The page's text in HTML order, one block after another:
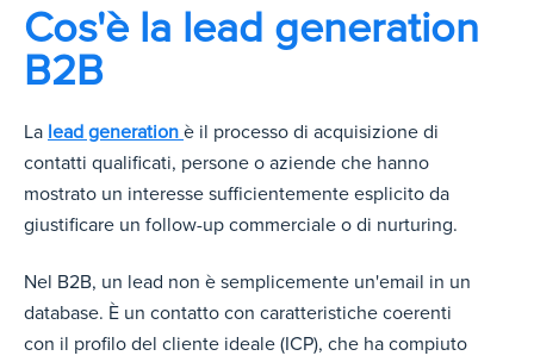
Cos'è la lead generation
B2B
La lead generation è il processo di acquisizione di
contatti qualificati, persone o aziende che hanno
mostrato un interesse sufficientemente esplicito da
giustificare un follow-up commerciale o di nurturing.
Nel B2B, un lead non è semplicemente un'email in un
database. È un contatto con caratteristiche coerenti
con il profilo del cliente ideale (ICP), che ha compiuto